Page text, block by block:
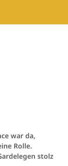
war da,
Rolle.
stolz